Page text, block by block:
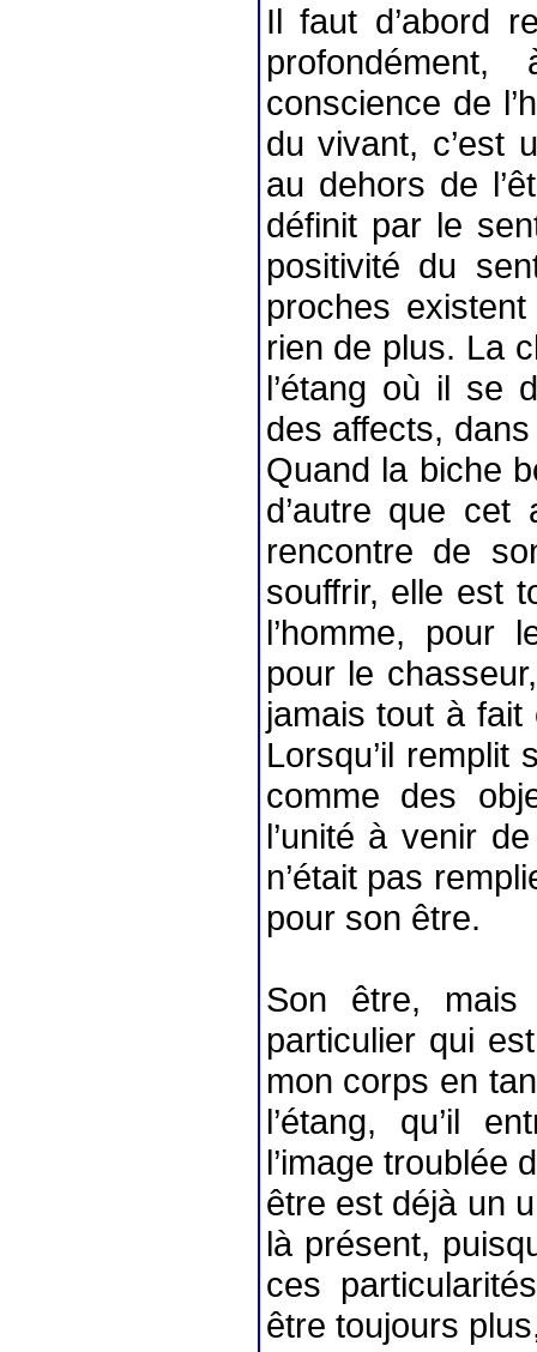
Il faut d’abord
conscience de
du vivant, c’est
au dehors de
définit par le
positivité du
proches
rien de plus. La
l’étang où il se
des affects,
Quand la biche
d’autre que cet
rencontre de
souffrir, elle est
l’homme, pour
pour le
jamais tout à
Lorsqu’il remplit
comme des
l’unité à venir
n’était pas
pour son être.
Son être,
particulier qui
mon corps en
l’étang, qu’il
l’image troublée
être est déjà un
là présent,
ces
être toujours